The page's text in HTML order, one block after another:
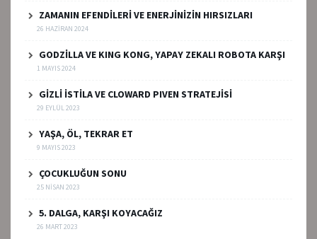
ZAMANIN EFENDİLERİ VE ENERJİNİZİN HIRSIZLARI
26 HAZIRAN 2024
GODZİLLA VE KING KONG, YAPAY ZEKALI ROBOTA KARŞI
1 MAYIS 2024
GİZLİ İSTİLA VE CLOWARD PIVEN STRATEJİSİ
29 EYLÜL 2023
YAŞA, ÖL, TEKRAR ET
9 MAYIS 2023
ÇOCUKLUĞUN SONU
25 NISAN 2023
5. DALGA, KARŞI KOYACAĞIZ
26 MART 2023